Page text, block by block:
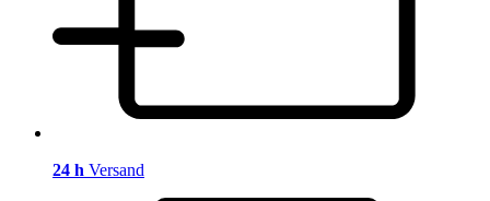
24 h Versand